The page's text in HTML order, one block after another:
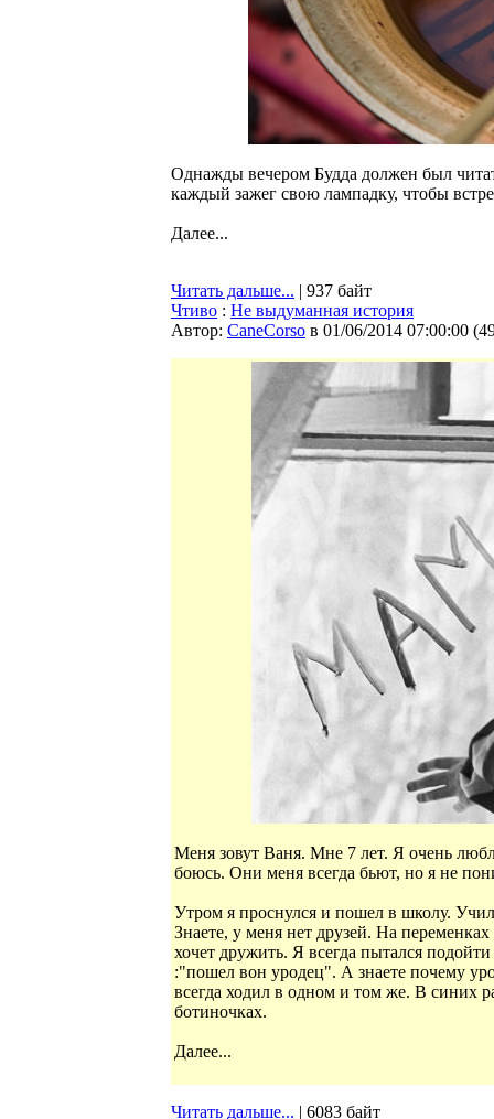
Однажды вечером Будда должен был
каждый зажег свою лампадку, чтобы
Далее...
Читать дальше... | 937 байт
Чтиво : Не выдуманная история
Автор: CaneCorso в 01/06/2014 07:00:00 (
Меня зовут Ваня. Мне 7 лет. Я очень
боюсь. Они меня всегда бьют, но я не
Утром я проснулся и пошел в школу.
Знаете, у меня нет друзей. На
хочет дружить. Я всегда пытался
:"пошел вон уродец". А знаете почему
всегда ходил в одном и том же. В синих
ботиночках.
Далее...
Читать дальше... | 6083 байт